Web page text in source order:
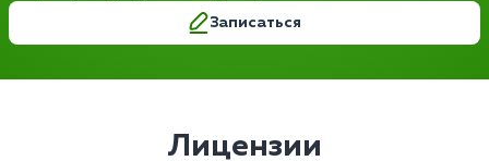
Записаться
Лицензии